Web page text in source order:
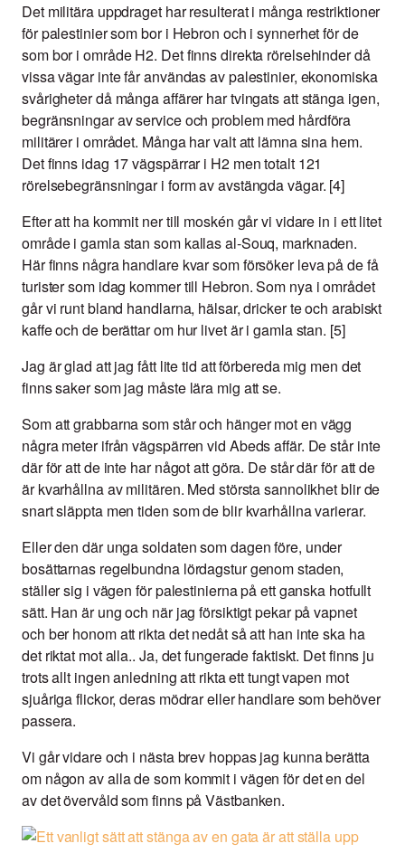
Det militära uppdraget har resulterat i många restriktioner
för palestinier som bor i Hebron och i synnerhet för de
som bor i område H2. Det finns direkta rörelsehinder då
vissa vägar inte får användas av palestinier, ekonomiska
svårigheter då många affärer har tvingats att stänga igen,
begränsningar av service och problem med hårdföra
militärer i området. Många har valt att lämna sina hem.
Det finns idag 17 vägspärrar i H2 men totalt 121
rörelsebegränsningar i form av avstängda vägar. [4]
Efter att ha kommit ner till moskén går vi vidare in i ett litet
område i gamla stan som kallas al-Souq, marknaden.
Här finns några handlare kvar som försöker leva på de få
turister som idag kommer till Hebron. Som nya i området
går vi runt bland handlarna, hälsar, dricker te och arabiskt
kaffe och de berättar om hur livet är i gamla stan. [5]
Jag är glad att jag fått lite tid att förbereda mig men det
finns saker som jag måste lära mig att se.
Som att grabbarna som står och hänger mot en vägg
några meter ifrån vägspärren vid Abeds affär. De står inte
där för att de inte har något att göra. De står där för att de
är kvarhållna av militären. Med största sannolikhet blir de
snart släppta men tiden som de blir kvarhållna varierar.
Eller den där unga soldaten som dagen före, under
bosättarnas regelbundna lördagstur genom staden,
ställer sig i vägen för palestinierna på ett ganska hotfullt
sätt. Han är ung och när jag försiktigt pekar på vapnet
och ber honom att rikta det nedåt så att han inte ska ha
det riktat mot alla.. Ja, det fungerade faktiskt. Det finns ju
trots allt ingen anledning att rikta ett tungt vapen mot
sjuåriga flickor, deras mödrar eller handlare som behöver
passera.
Vi går vidare och i nästa brev hoppas jag kunna berätta
om någon av alla de som kommit i vägen för det en del
av det övervåld som finns på Västbanken.